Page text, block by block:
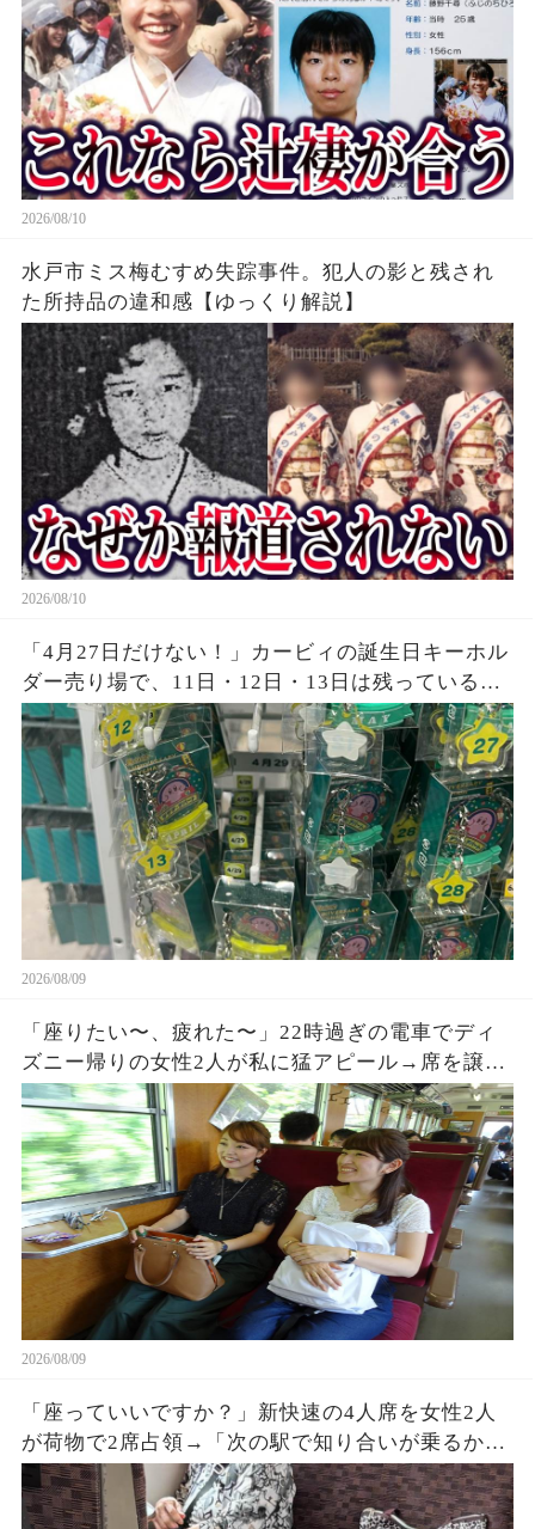
2026/08/10
水戸市ミス梅むすめ失踪事件。犯人の影と残され
た所持品の違和感【ゆっくり解説】
2026/08/10
「4月27日だけない！」カービィの誕生日キーホル
ダー売り場で、11日・12日・13日は残っているの
に“27日”のフックだけ空っぽ→店員に在庫を聞く
と、開店直後から起きていた予想通りの現象が…
2026/08/09
「座りたい〜、疲れた〜」22時過ぎの電車でディ
ズニー帰りの女性2人が私に猛アピール→席を譲ら
ずにいると肘でつつかれ、降車直前「デブ」と嘲
笑…その瞬間、ずっと見ていた乗客が口を開いた
2026/08/09
「座っていいですか？」新快速の4人席を女性2人
が荷物で2席占領→「次の駅で知り合いが乗るか
ら」次駅まで15分、ところが誰も現れず…大阪駅
で判明した結末に呆然